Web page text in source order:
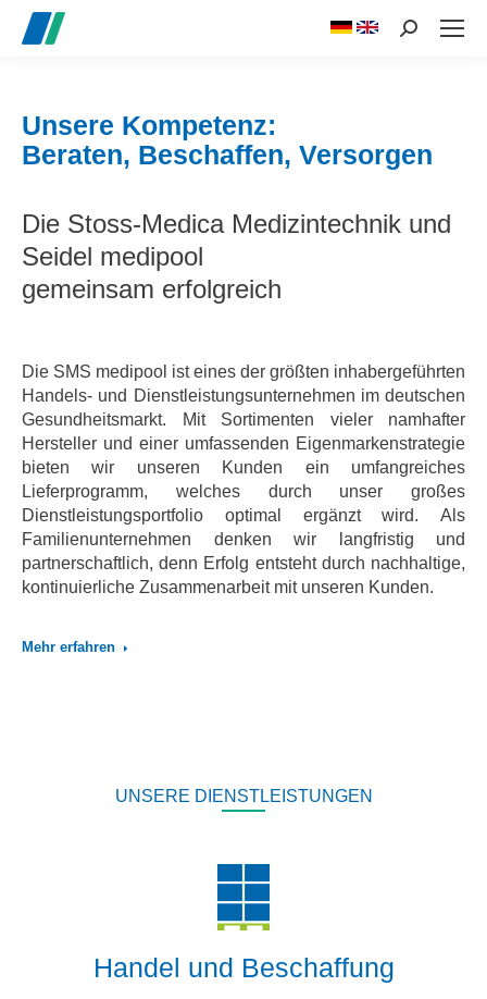
Search:
Unsere Kompetenz:
Beraten, Beschaffen, Versorgen
Die Stoss-Medica Medizintechnik und
Seidel medipool
gemeinsam erfolgreich
Die SMS medipool ist eines der größten inhabergeführten
Handels- und Dienstleistungsunternehmen im deutschen
Gesundheitsmarkt. Mit Sortimenten vieler namhafter
Hersteller und einer umfassenden Eigenmarkenstrategie
bieten wir unseren Kunden ein umfangreiches
Lieferprogramm, welches durch unser großes
Dienstleistungsportfolio optimal ergänzt wird. Als
Familienunternehmen denken wir langfristig und
partnerschaftlich, denn Erfolg entsteht durch nachhaltige,
kontinuierliche Zusammenarbeit mit unseren Kunden.
Mehr erfahren
UNSERE DIENSTLEISTUNGEN
Handel und Beschaffung